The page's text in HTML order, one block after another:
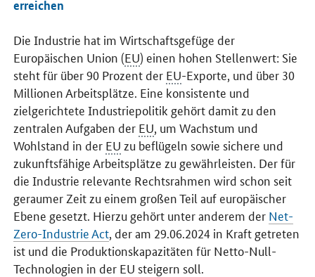
erreichen
Die Industrie hat im Wirtschaftsgefüge der
Europäischen Union (EU) einen hohen Stellenwert: Sie
steht für über 90 Prozent der EU-Exporte, und über 30
Millionen Arbeitsplätze. Eine konsistente und
zielgerichtete Industriepolitik gehört damit zu den
zentralen Aufgaben der EU , um Wachstum und
Wohlstand in der EU zu beflügeln sowie sichere und
zukunftsfähige Arbeitsplätze zu gewährleisten. Der für
die Industrie relevante Rechtsrahmen wird schon seit
geraumer Zeit zu einem großen Teil auf europäischer
Ebene gesetzt. Hierzu gehört unter anderem der Net-
Zero-Industrie Act , der am 29.06.2024 in Kraft getreten
ist und die Produktionskapazitäten für Netto-Null-
Technologien in der EU steigern soll.